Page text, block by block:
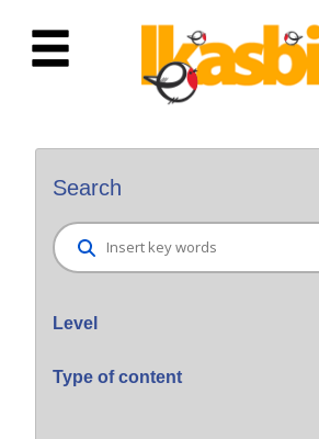
Skip to Main Content
Search
Level
Type of content